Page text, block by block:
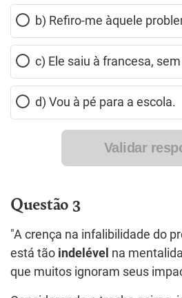
b) Refiro-me àquele
c) Ele saiu à francesa,
d) Vou à pé para a escola.
Validar
Questão 3
"A crença na infalibilidade do
está tão indelével na
que muitos ignoram seus